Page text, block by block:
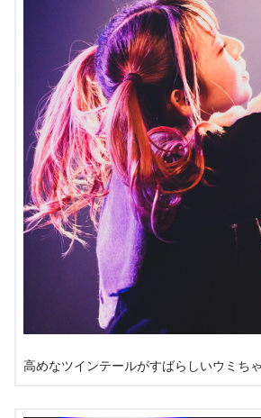
高めなツインテールがすばらしいウミち